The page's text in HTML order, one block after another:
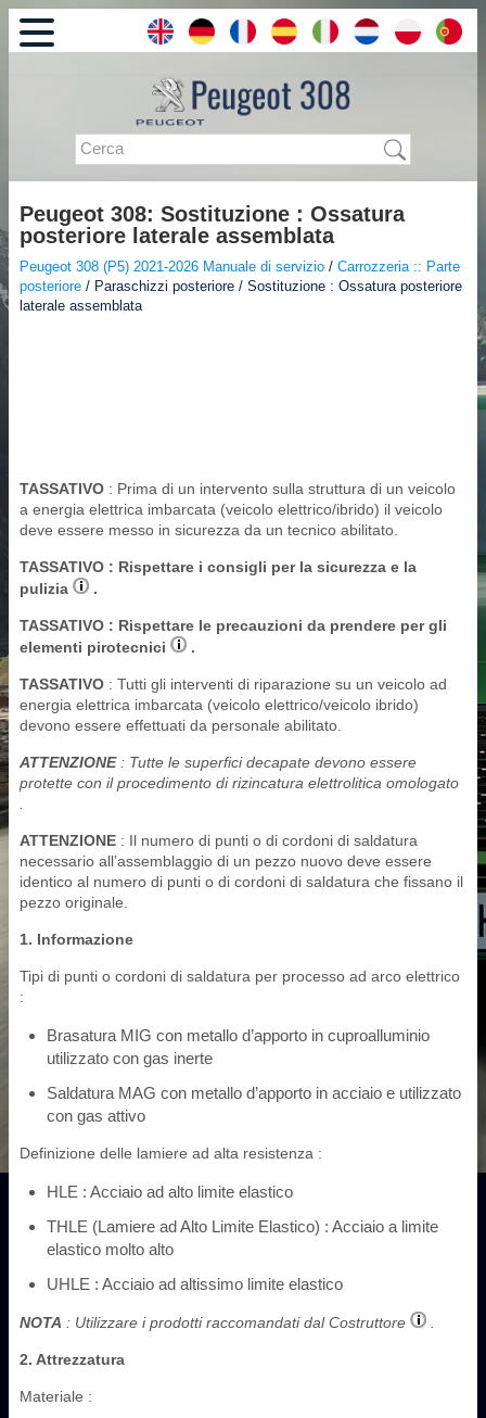
Peugeot 308: Sostituzione : Ossatura
posteriore laterale assemblata
Peugeot 308 (P5) 2021-2026 Manuale di servizio / Carrozzeria :: Parte
posteriore / Paraschizzi posteriore / Sostituzione : Ossatura posteriore
laterale assemblata
TASSATIVO : Prima di un intervento sulla struttura di un veicolo
a energia elettrica imbarcata (veicolo elettrico/ibrido) il veicolo
deve essere messo in sicurezza da un tecnico abilitato.
TASSATIVO : Rispettare i consigli per la sicurezza e la
pulizia
.
TASSATIVO : Rispettare le precauzioni da prendere per gli
elementi pirotecnici
.
TASSATIVO : Tutti gli interventi di riparazione su un veicolo ad
energia elettrica imbarcata (veicolo elettrico/veicolo ibrido)
devono essere effettuati da personale abilitato.
ATTENZIONE: Tutte le superfici decapate devono essere
protette con il procedimento di rizincatura elettrolitica omologato
ATTENZIONE : Il numero di punti o di cordoni di saldatura
necessario all’assemblaggio di un pezzo nuovo deve essere
identico al numero di punti o di cordoni di saldatura che fissano il
pezzo originale.
1. Informazione
Tipi di punti o cordoni di saldatura per processo ad arco elettrico
:
Brasatura MIG con metallo d’apporto in cuproalluminio
utilizzato con gas inerte
Saldatura MAG con metallo d’apporto in acciaio e utilizzato
con gas attivo
Definizione delle lamiere ad alta resistenza :
HLE : Acciaio ad alto limite elastico
THLE (Lamiere ad Alto Limite Elastico) : Acciaio a limite
elastico molto alto
UHLE : Acciaio ad altissimo limite elastico
NOTA : Utilizzare i prodotti raccomandati dal Costruttore
2. Attrezzatura
Materiale :